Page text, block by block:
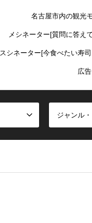
名古屋市内の観光
メシネーター[質問に答え
スシネーター[今食べたい寿
広
ジャンル